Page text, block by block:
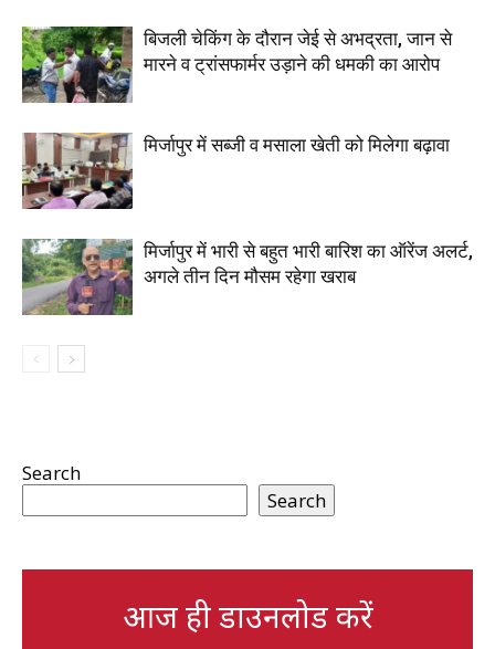
बिजली चेकिंग के दौरान जेई से अभद्रता, जान से
मारने व ट्रांसफार्मर उड़ाने की धमकी का आरोप
मिर्जापुर में सब्जी व मसाला खेती को मिलेगा बढ़ावा
मिर्जापुर में भारी से बहुत भारी बारिश का ऑरेंज अलर्ट,
अगले तीन दिन मौसम रहेगा खराब
Search
Search
आज ही डाउनलोड करें